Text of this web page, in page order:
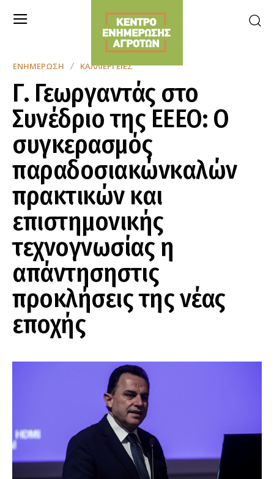
ΕΝΗΜΈΡΩΣΗ ΚΑΛΛΙΈΡΓΕΙΕΣ
Γ. Γεωργαντάς στο
Συνέδριο της ΕΕΕΟ: Ο
συγκερασμός
παραδοσιακώνκαλών
πρακτικών και
επιστημονικής
τεχνογνωσίας η
απάντησηστις
προκλήσεις της νέας
εποχής